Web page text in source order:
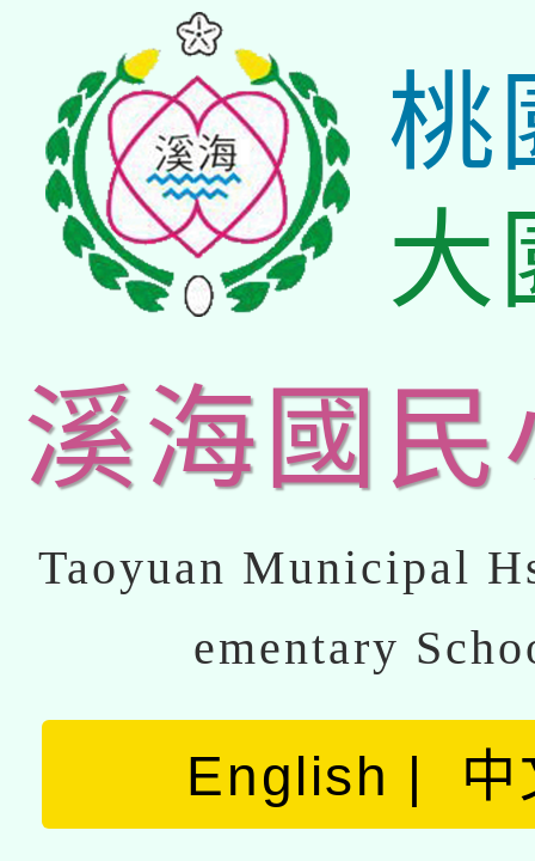
桃
大
溪海國民
Taoyuan Municipal
ementary
English 中